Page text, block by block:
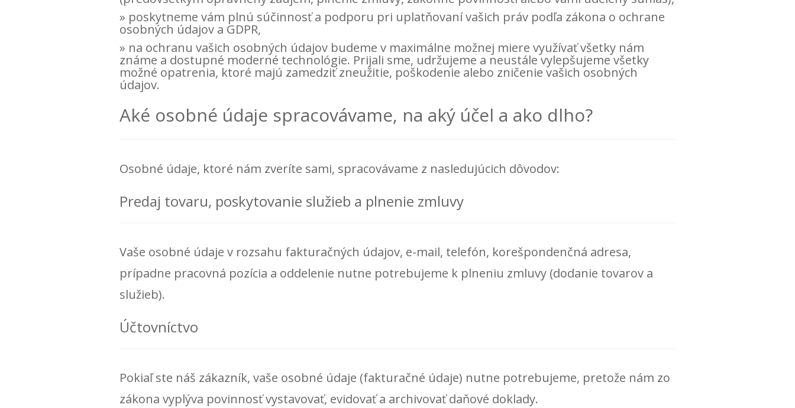
poskytneme vám plnú súčinnosť a podporu pri uplatňovaní vašich práv podľa zákona o ochrane
osobných údajov a GDPR,
na ochranu vašich osobných údajov budeme v maximálne možnej miere využívať všetky nám
známe a dostupné moderné technológie. Prijali sme, udržujeme a neustále vylepšujeme všetky
možné opatrenia, ktoré majú zamedziť zneužitie, poškodenie alebo zničenie vašich osobných
údajov.
Aké osobné údaje spracovávame, na aký účel a ako dlho?
Osobné údaje, ktoré nám zveríte sami, spracovávame z nasledujúcich dôvodov:
Predaj tovaru, poskytovanie služieb a plnenie zmluvy
Vaše osobné údaje v rozsahu fakturačných údajov, e-mail, telefón, korešpondenčná adresa,
prípadne pracovná pozícia a oddelenie nutne potrebujeme k plneniu zmluvy (dodanie tovarov a
služieb).
Účtovníctvo
Pokiaľ ste náš zákazník, vaše osobné údaje (fakturačné údaje) nutne potrebujeme, pretože nám zo
zákona vyplýva povinnosť vystavovať, evidovať a archivovať daňové doklady.